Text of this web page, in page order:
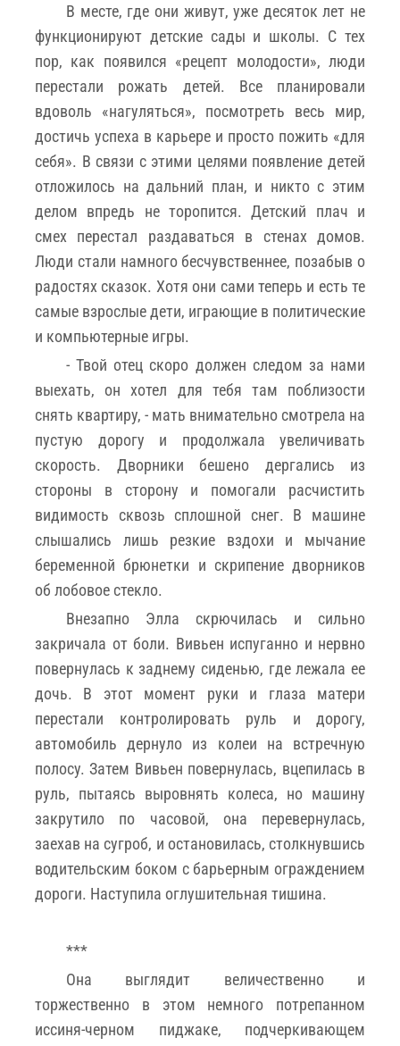
В месте, где они живут, уже десяток лет не
функционируют детские сады и школы. С тех
пор, как появился «рецепт молодости», люди
перестали рожать детей. Все планировали
вдоволь «нагуляться», посмотреть весь мир,
достичь успеха в карьере и просто пожить «для
себя». В связи с этими целями появление детей
отложилось на дальний план, и никто с этим
делом впредь не торопится. Детский плач и
смех перестал раздаваться в стенах домов.
Люди стали намного бесчувственнее, позабыв о
радостях сказок. Хотя они сами теперь и есть те
самые взрослые дети, играющие в политические
и компьютерные игры.
- Твой отец скоро должен следом за нами
выехать, он хотел для тебя там поблизости
снять квартиру, - мать внимательно смотрела на
пустую дорогу и продолжала увеличивать
скорость. Дворники бешено дергались из
стороны в сторону и помогали расчистить
видимость сквозь сплошной снег. В машине
слышались лишь резкие вздохи и мычание
беременной брюнетки и скрипение дворников
об лобовое стекло.
Внезапно Элла скрючилась и сильно
закричала от боли. Вивьен испуганно и нервно
повернулась к заднему сиденью, где лежала ее
дочь. В этот момент руки и глаза матери
перестали контролировать руль и дорогу,
автомобиль дернуло из колеи на встречную
полосу. Затем Вивьен повернулась, вцепилась в
руль, пытаясь выровнять колеса, но машину
закрутило по часовой, она перевернулась,
заехав на сугроб, и остановилась, столкнувшись
водительским боком с барьерным ограждением
дороги. Наступила оглушительная тишина.
***
Она выглядит величественно и
торжественно в этом немного потрепанном
иссиня-черном пиджаке, подчеркивающем